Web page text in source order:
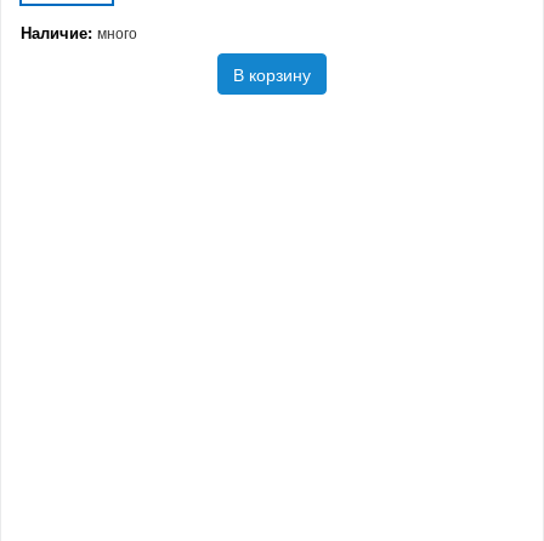
Наличие: много
В корзину